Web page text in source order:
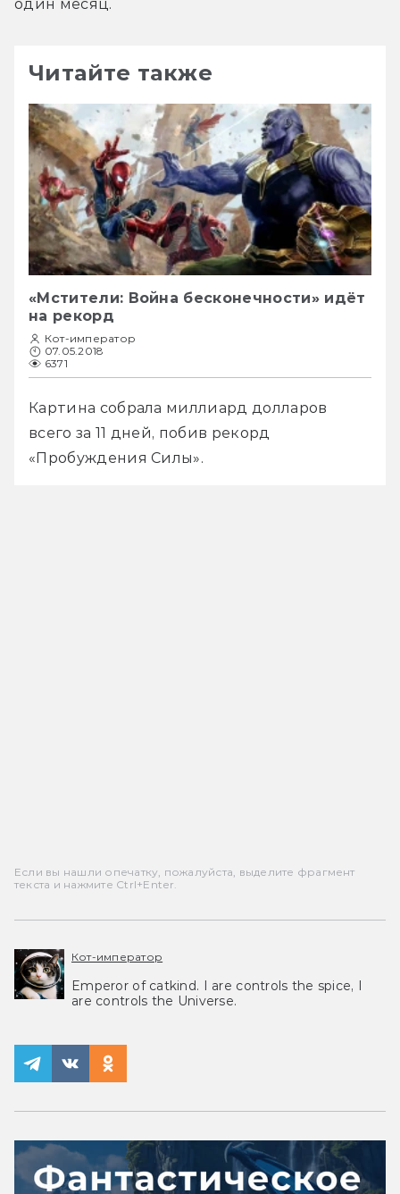
один месяц.
Читайте также
«Мстители: Война бесконечности» идёт
на рекорд
Кот-император
07.05.2018
6371
Картина собрала миллиард долларов
всего за 11 дней, побив рекорд
«Пробуждения Силы».
Если вы нашли опечатку, пожалуйста, выделите фрагмент
текста и нажмите Ctrl+Enter.
Кот-император
Emperor of catkind. I are controls the spice, I
are controls the Universe.